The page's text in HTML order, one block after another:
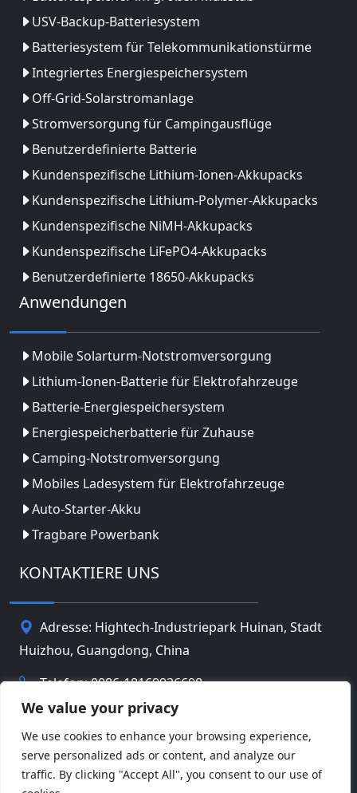
We value your privacy
We use cookies to enhance your browsing experience,
serve personalized ads or content, and analyze our
traffic. By clicking "Accept All", you consent to our use of
USV-Backup-Batteriesystem
Batteriesystem für Telekommunikationstürme
Integriertes Energiespeichersystem
Off-Grid-Solarstromanlage
Stromversorgung für Campingausflüge
Benutzerdefinierte Batterie
Kundenspezifische Lithium-Ionen-Akkupacks
Kundenspezifische Lithium-Polymer-Akkupacks
Kundenspezifische NiMH-Akkupacks
Kundenspezifische LiFePO4-Akkupacks
Benutzerdefinierte 18650-Akkupacks
Anwendungen
Mobile Solarturm-Notstromversorgung
Lithium-Ionen-Batterie für Elektrofahrzeuge
Batterie-Energiespeichersystem
Energiespeicherbatterie für Zuhause
Camping-Notstromversorgung
Mobiles Ladesystem für Elektrofahrzeuge
Auto-Starter-Akku
Tragbare Powerbank
KONTAKTIERE UNS
Adresse: Hightech-Industriepark Huinan, Stadt
Huizhou, Guangdong, China
Telefon: 0086-18169936698
info@jbbatterychina.com
Datenschutz-Bestimmungen